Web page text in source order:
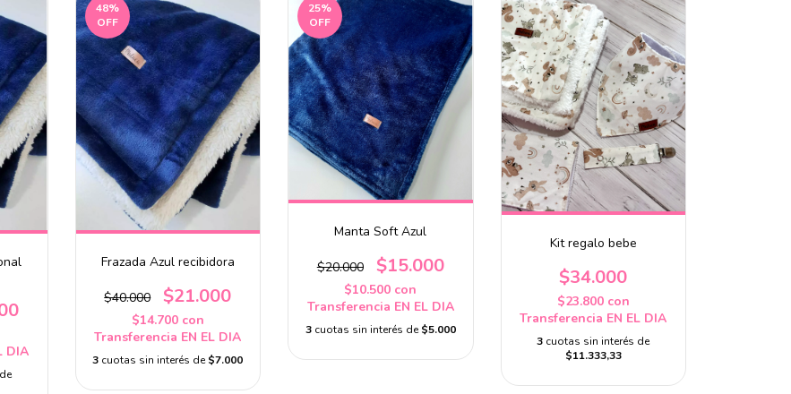
DIA
48%
OFF
Frazada Azul recibidora
$40.000 $21.000
$14.700 con
Transferencia EN EL DIA
3 cuotas sin interés de$7.000
25%
OFF
Manta Soft Azul
$20.000 $15.000
$10.500 con
Transferencia EN EL DIA
3 cuotas sin interés de$5.000
Kit regalo bebe
$34.000
$23.800 con
Transferencia EN EL DIA
3 cuotas sin interés de
$11.333,33